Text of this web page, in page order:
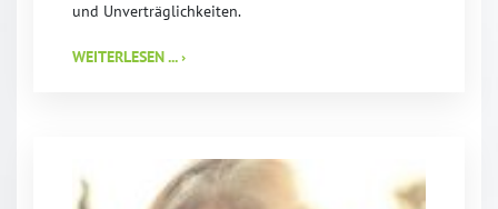
und Unverträglichkeiten.
WEITERLESEN ... ›